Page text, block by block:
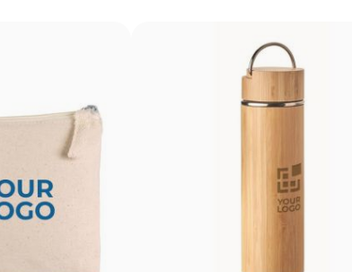
Permet l’impression sur surfaces incurvées et
compétitifs pour les grandes quantités